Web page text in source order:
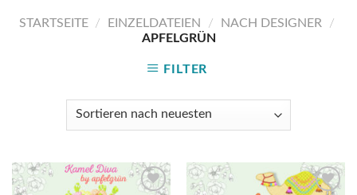
STARTSEITE / EINZELDATEIEN / NACH DESIGNER
/
APFELGRÜN
FILTER